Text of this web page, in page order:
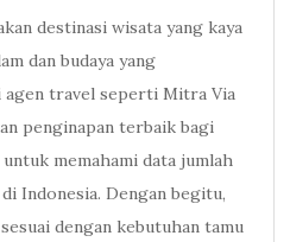
destinasi wisata yang kaya
dan budaya yang
agen travel seperti Mitra Via
penginapan terbaik bagi
memahami data jumlah
Indonesia. Dengan begitu,
dengan kebutuhan tamu